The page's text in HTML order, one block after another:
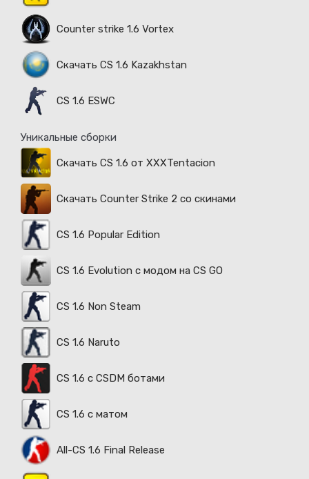
Counter strike 1.6 Vortex
Скачать CS 1.6 Kazakhstan
CS 1.6 ESWC
Уникальные сборки
Скачать CS 1.6 от XXXTentacion
Скачать Counter Strike 2 со скинами
CS 1.6 Popular Edition
CS 1.6 Evolution с модом на CS GO
CS 1.6 Non Steam
CS 1.6 Naruto
CS 1.6 с CSDM ботами
CS 1.6 с матом
All-CS 1.6 Final Release